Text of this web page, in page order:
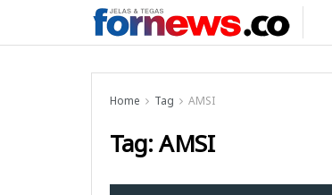
Home Tag AMSI
Tag:AMSI